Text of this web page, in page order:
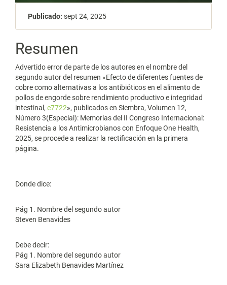
Publicado: sept 24, 2025
Contenido
principal
del
artículo
Resumen
Advertido error de parte de los autores en el nombre del
segundo autor del resumen «Efecto de diferentes fuentes de
cobre como alternativas a los antibióticos en el alimento de
pollos de engorde sobre rendimiento productivo e integridad
intestinal, e7722», publicados en Siembra, Volumen 12,
Número 3(Especial): Memorias del II Congreso Internacional:
Resistencia a los Antimicrobianos con Enfoque One Health,
2025, se procede a realizar la rectificación en la primera
página.
Donde dice:
Pág 1. Nombre del segundo autor
Steven Benavides
Debe decir:
Pág 1. Nombre del segundo autor
Sara Elizabeth Benavides Martínez